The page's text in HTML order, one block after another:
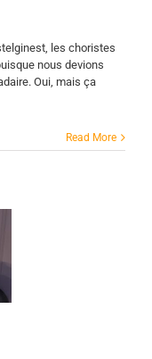
les choristes
nous devions
Oui, mais ça
Read More